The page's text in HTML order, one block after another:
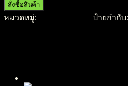
สั่งซื้อสินค้า
หมวดหมู่: ป้ายกำกับ: